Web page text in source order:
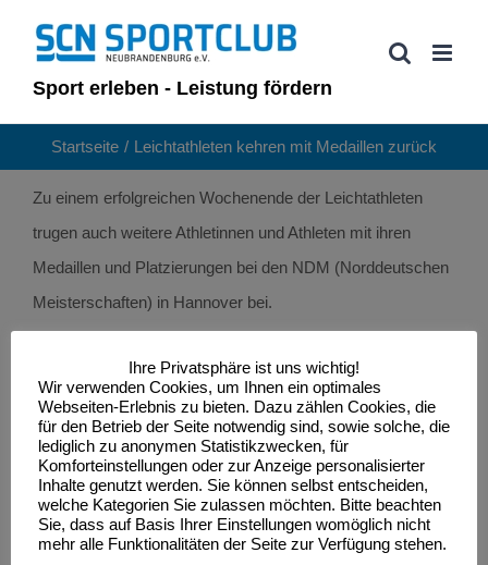
Inhalt
springenSport erleben - Leistung fördern
Startseite Leichtathleten kehren mit Medaillen zurück
Zu einem erfolgreichen Wochenende der Leichtathleten
trugen auch weitere Athletinnen und Athleten mit ihren
Medaillen und Platzierungen bei den NDM (Norddeutschen
Meisterschaften) in Hannover bei.
Bei den Männern gelang es Chima Ihentu mit
übersprungenen 2,07 m im Hochsprung, Jonas Baedecker
in 49,35 s über 400m und Lukas Lappe mit 6,46 m im
Weitsprung die Silbermedaille zu gewinnen.
In der männlichen U20 übersprang Ole Gehrke die 1,96 m
im Hochsprung und sicherte sich genauso wie Cheyenne
Ihre Privatsphäre ist uns wichtig!
Wir verwenden Cookies, um Ihnen ein optimales
Webseiten-Erlebnis zu bieten. Dazu zählen Cookies, die
für den Betrieb der Seite notwendig sind, sowie solche, die
lediglich zu anonymen Statistikzwecken, für
Komforteinstellungen oder zur Anzeige personalisierter
Inhalte genutzt werden. Sie können selbst entscheiden,
welche Kategorien Sie zulassen möchten. Bitte beachten
Sie, dass auf Basis Ihrer Einstellungen womöglich nicht
mehr alle Funktionalitäten der Seite zur Verfügung stehen.